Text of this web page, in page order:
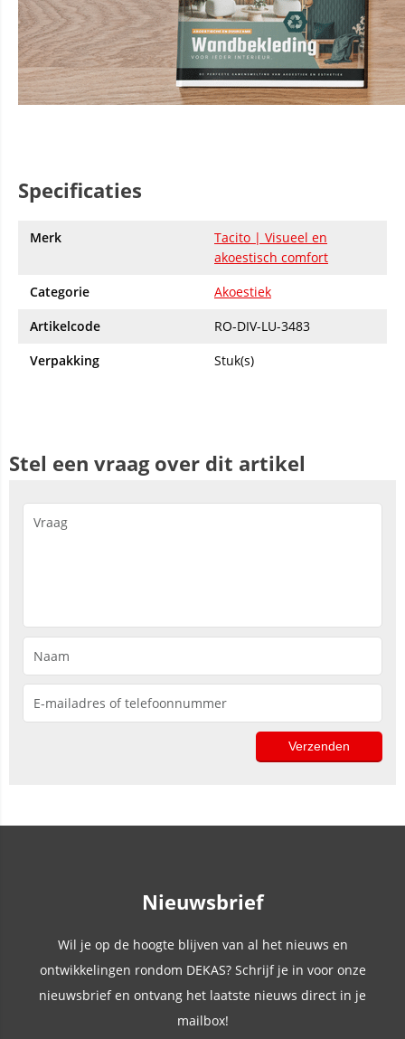
Specificaties
Merk
Tacito | Visueel en
akoestisch comfort
Categorie
Akoestiek
Artikelcode
RO-DIV-LU-3483
Verpakking
Stuk(s)
Stel een vraag over dit artikel
Nieuwsbrief
Wil je op de hoogte blijven van al het nieuws en
ontwikkelingen rondom DEKAS? Schrijf je in voor onze
nieuwsbrief en ontvang het laatste nieuws direct in je
mailbox!